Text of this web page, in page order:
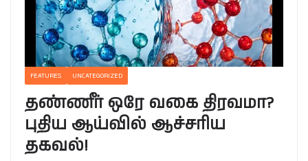
FEATURES UNCATEGORIZED
தண்ணீர் ஒரே வகை திரவமா?
புதிய ஆய்வில் ஆச்சரிய
தகவல்!